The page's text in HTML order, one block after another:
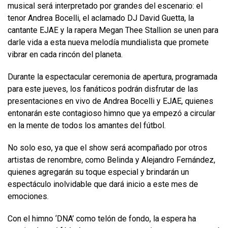
musical será interpretado por grandes del escenario: el
tenor Andrea Bocelli, el aclamado DJ David Guetta, la
cantante EJAE y la rapera Megan Thee Stallion se unen para
darle vida a esta nueva melodía mundialista que promete
vibrar en cada rincón del planeta.
Durante la espectacular ceremonia de apertura, programada
para este jueves, los fanáticos podrán disfrutar de las
presentaciones en vivo de Andrea Bocelli y EJAE, quienes
entonarán este contagioso himno que ya empezó a circular
en la mente de todos los amantes del fútbol.
No solo eso, ya que el show será acompañado por otros
artistas de renombre, como Belinda y Alejandro Fernández,
quienes agregarán su toque especial y brindarán un
espectáculo inolvidable que dará inicio a este mes de
emociones.
Con el himno ‘DNA’ como telón de fondo, la espera ha